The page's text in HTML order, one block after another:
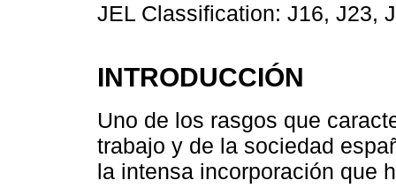
JEL Classification: J16, J23,
INTRODUCCIÓN
Uno de los rasgos que
trabajo y de la sociedad
la intensa incorporación que